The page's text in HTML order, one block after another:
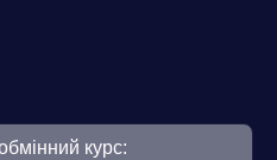
курс: